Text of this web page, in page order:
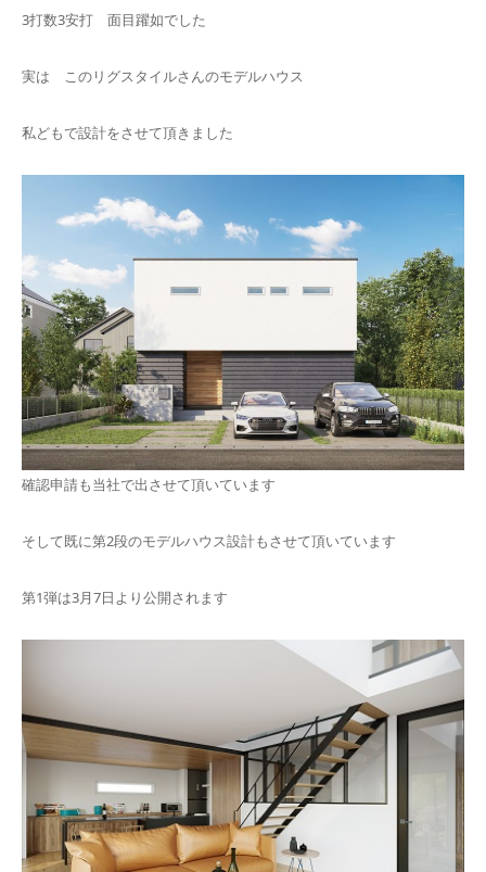
3打数3安打 面目躍如でした
実は このリグスタイルさんのモデルハウス
私どもで設計をさせて頂きました
確認申請も当社で出させて頂いています
そして既に第2段のモデルハウス設計もさせて頂いています
第1弾は3月7日より公開されます